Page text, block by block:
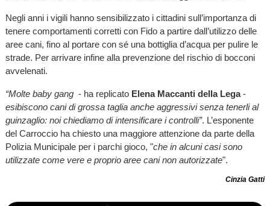
Negli anni i vigili hanno sensibilizzato i cittadini sull’importanza di
tenere comportamenti corretti con Fido a partire dall’utilizzo delle
aree cani, fino al portare con sé una bottiglia d’acqua per pulire le
strade. Per arrivare infine alla prevenzione del rischio di bocconi
avvelenati.
“Molte baby gang- ha replicato Elena Maccanti della Lega-
esibiscono cani di grossa taglia anche aggressivi senza tenerli al
guinzaglio: noi chiediamo di intensificare i controlli”. L’esponente
del Carroccio ha chiesto una maggiore attenzione da parte della
Polizia Municipale per i parchi gioco, "che in alcuni casi sono
utilizzate come vere e proprio aree cani non autorizzate".
Cinzia Gatti